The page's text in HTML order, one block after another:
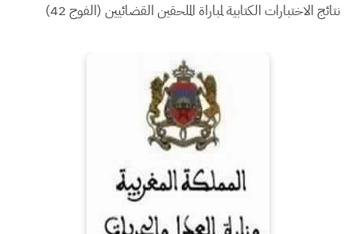
نتائج الاختبارات الكتابية لمباراة الملحقين القضائيين (الفوج 42)